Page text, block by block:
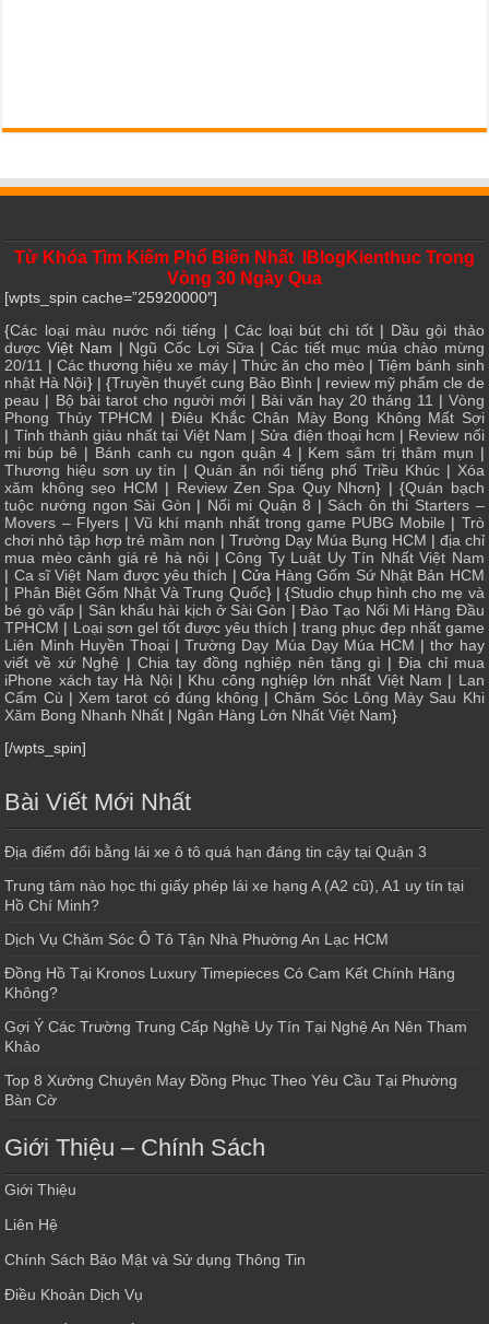
Từ Khóa Tìm Kiếm Phổ Biến Nhất IBlogKienthuc Trong
Vòng 30 Ngày Qua
[wpts_spin cache=”25920000″]
{Các loại màu nước nổi tiếng | Các loại bút chì tốt| Dầu gội thảo
dược Việt Nam | Ngũ Cốc Lợi Sữa| Các tiết mục múa chào mừng
20/11 | Các thương hiệu xe máy|Thức ăn cho mèo|Tiệm bánh sinh
nhật Hà Nội} | {Truyền thuyết cung Bảo Bình | review mỹ phẩm cle de
peau | Bộ bài tarot cho người mới| Bài văn hay 20 tháng 11 | Vòng
Phong Thủy TPHCM |Điêu Khắc Chân Mày Bong Không Mất Sợi
| Tỉnh thành giàu nhất tại Việt Nam | Sửa điện thoại hcm | Review nối
mi búp bê | Bánh canh cu ngon quận 4| Kem sâm trị thâm mụn |
Thương hiệu sơn uy tín | Quán ăn nổi tiếng phố Triều Khúc| Xóa
xăm không sẹo HCM | Review Zen Spa Quy Nhơn} | {Quán bạch
tuộc nướng ngon Sài Gòn | Nối mi Quận 8 | Sách ôn thi Starters –
Movers – Flyers| Vũ khí mạnh nhất trong game PUBG Mobile | Trò
chơi nhỏ tập hợp trẻ mầm non | Trường Dạy Múa Bụng HCM | địa chỉ
mua mèo cảnh giá rẻ hà nội |Công Ty Luật Uy Tín Nhất Việt Nam
| Ca sĩ Việt Nam được yêu thích | Cửa Hàng Gốm Sứ Nhật Bản HCM
| Phân Biệt Gốm Nhật Và Trung Quốc} | {Studio chụp hình cho mẹ và
bé gò vấp | Sân khấu hài kịch ở Sài Gòn |Đào Tạo Nối Mi Hàng Đầu
TPHCM | Loại sơn gel tốt được yêu thích | trang phục đẹp nhất game
Liên Minh Huyền Thoại|Trường Dạy Múa Dạy Múa HCM |thơ hay
viết về xứ Nghệ | Chia tay đồng nghiệp nên tặng gì | Địa chỉ mua
iPhone xách tay Hà Nội| Khu công nghiệp lớn nhất Việt Nam | Lan
Cẩm Cù |Xem tarot có đúng không |Chăm Sóc Lông Mày Sau Khi
Xăm Bong Nhanh Nhất | Ngân Hàng Lớn Nhất Việt Nam}
[/wpts_spin]
Bài Viết Mới Nhất
Địa điểm đổi bằng lái xe ô tô quá hạn đáng tin cậy tại Quận 3
Trung tâm nào học thi giấy phép lái xe hạng A (A2 cũ), A1 uy tín tại
Hồ Chí Minh?
Dịch Vụ Chăm Sóc Ô Tô Tận Nhà Phường An Lạc HCM
Đồng Hồ Tại Kronos Luxury Timepieces Có Cam Kết Chính Hãng
Không?
Gợi Ý Các Trường Trung Cấp Nghề Uy Tín Tại Nghệ An Nên Tham
Khảo
Top 8 Xưởng Chuyên May Đồng Phục Theo Yêu Cầu Tại Phường
Bàn Cờ
Giới Thiệu – Chính Sách
Giới Thiệu
Liên Hệ
Chính Sách Bảo Mật và Sử dụng Thông Tin
Điều Khoản Dịch Vụ